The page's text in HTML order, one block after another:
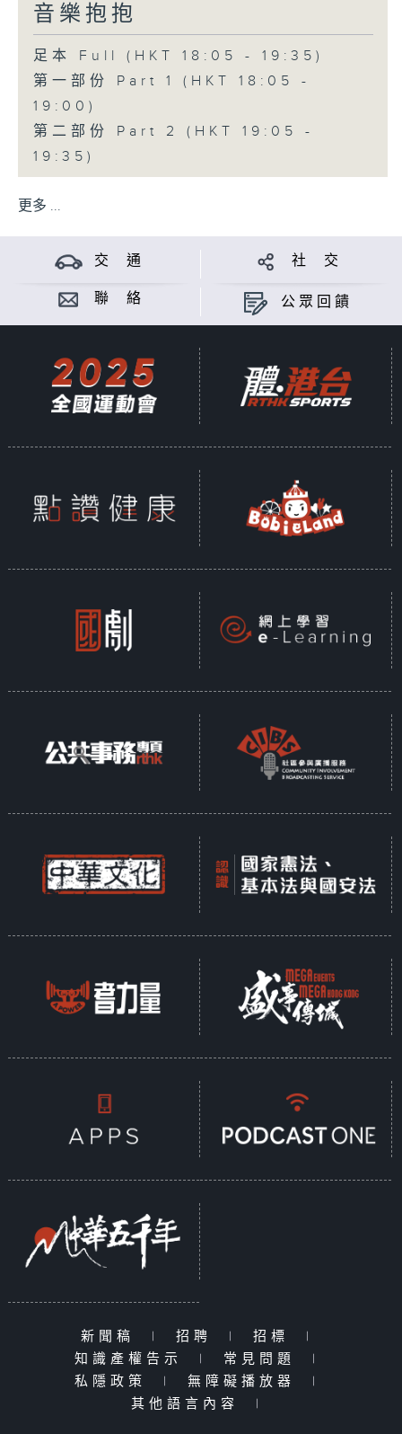
音樂抱抱
足本 Full (HKT 18:05 - 19:35)
第一部份 Part 1 (HKT 18:05 -
19:00)
第二部份 Part 2 (HKT 19:05 -
19:35)
更多 ...
交 通 社 交
聯 絡 公眾回饋
新聞稿 | 招聘 | 招標
|
知識產權告示
| 常見問題
|
私隱政策
| 無障礙播放器
|
其他語言內容
|